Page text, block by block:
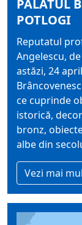
PALATUL
POTLOGI
Reputatul
Angelescu,
astăzi, 24
ce cuprinde
istorică,
bronz,
albe din
Vezi mai